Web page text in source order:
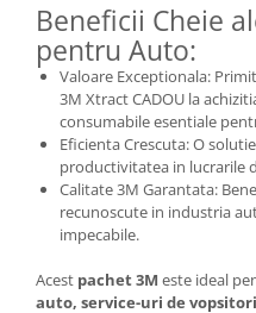
Beneficii Cheie
pentru Auto:
Valoare Exceptionala:
3M Xtract CADOU la
consumabile esentiale
Eficienta Crescuta: O
productivitatea in lucrarile
Calitate 3M Garantata:
recunoscute in industria
impecabile.
Acest pachet 3M este ideal
auto, service-uri de